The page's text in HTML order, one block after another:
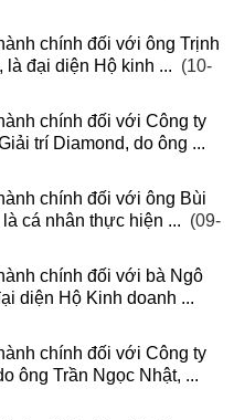
chính đối với ông Trịnh
đại diện Hộ kinh ... (10-
chính đối với Công ty
trí Diamond, do ông ...
chính đối với ông Bùi
cá nhân thực hiện ... (09-
chính đối với bà Ngô
diện Hộ Kinh doanh ...
chính đối với Công ty
ông Trần Ngọc Nhật, ...